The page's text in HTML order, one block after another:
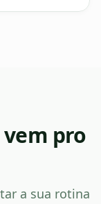
vem pro
a sua rotina